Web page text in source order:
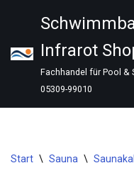
Inhalt
springen
Infrarot
Fachhandel für Pool &
05309-99010
Start \ Sauna \